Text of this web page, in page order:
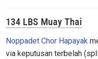
134 LBS Muay Thai
Noppadet Chor Hapayak
via keputusan terbelah